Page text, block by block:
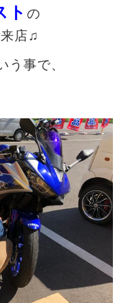
ト の
店♫
う事で、